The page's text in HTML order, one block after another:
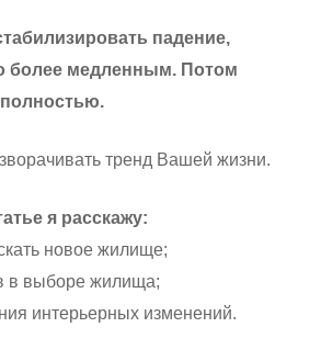
падение,
более медленным. Потом
полностью.
тренд Вашей жизни.
я расскажу:
новое жилище;
в выборе жилища;
интерьерных изменений.